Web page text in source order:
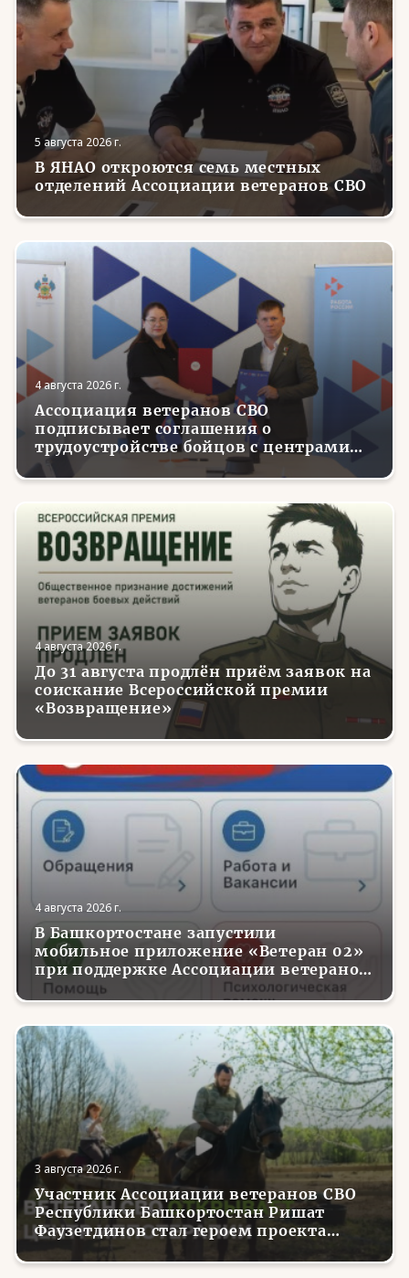
5 августа 2026 г.
В ЯНАО откроются семь местных
отделений Ассоциации ветеранов СВО
4 августа 2026 г.
Ассоциация ветеранов СВО
подписывает соглашения о
трудоустройстве бойцов с центрами
занятости в регионах России
4 августа 2026 г.
До 31 августа продлён приём заявок на
соискание Всероссийской премии
«Возвращение»
4 августа 2026 г.
В Башкортостане запустили
мобильное приложение «Ветеран 02»
при поддержке Ассоциации ветеранов
СВО
3 августа 2026 г.
Участник Ассоциации ветеранов СВО
Республики Башкортостан Ришат
Фаузетдинов стал героем проекта
телеканала RT.Док «Держи удар! С
Николаем Валуевым»